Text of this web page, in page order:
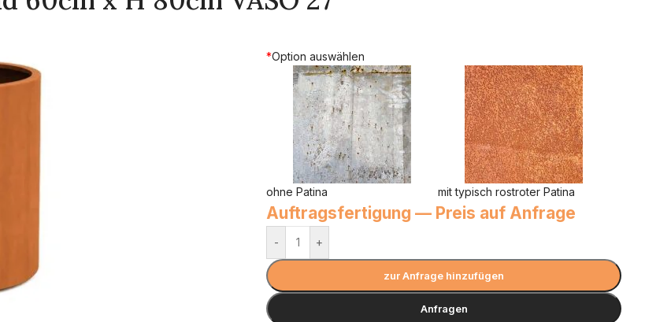
*Option auswählen
ohne Patina mit typisch rostroter Patina
Auftragsfertigung — Preis auf Anfrage
- +
zur Anfrage hinzufügen
Anfragen